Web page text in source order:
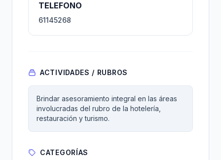
TELEFONO
61145268
ACTIVIDADES / RUBROS
Brindar asesoramiento integral en las áreas
involucradas del rubro de la hotelería,
restauración y turismo.
CATEGORÍAS